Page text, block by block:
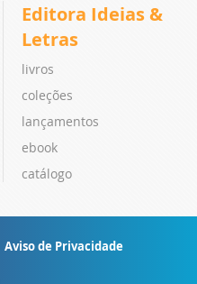
Editora Ideias &
Letras
livros
coleções
lançamentos
ebook
catálogo
Aviso de Privacidade